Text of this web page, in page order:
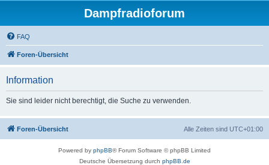
Dampfradioforum
FAQ
Foren-Übersicht
Information
Sie sind leider nicht berechtigt, die Suche zu verwenden.
Foren-Übersicht Alle Zeiten sind UTC+01:00
Powered by phpBB® Forum Software © phpBB Limited
Deutsche Übersetzung durch phpBB.de